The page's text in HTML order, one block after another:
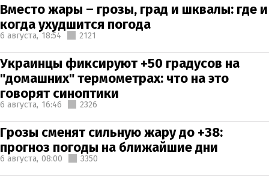
Вместо жары – грозы, град и шквалы: где и
когда ухудшится погода
6 августа, 18:54 2121
Украинцы фиксируют +50 градусов на
"домашних" термометрах: что на это
говорят синоптики
6 августа, 16:46 2326
Грозы сменят сильную жару до +38:
прогноз погоды на ближайшие дни
6 августа, 08:00 3350